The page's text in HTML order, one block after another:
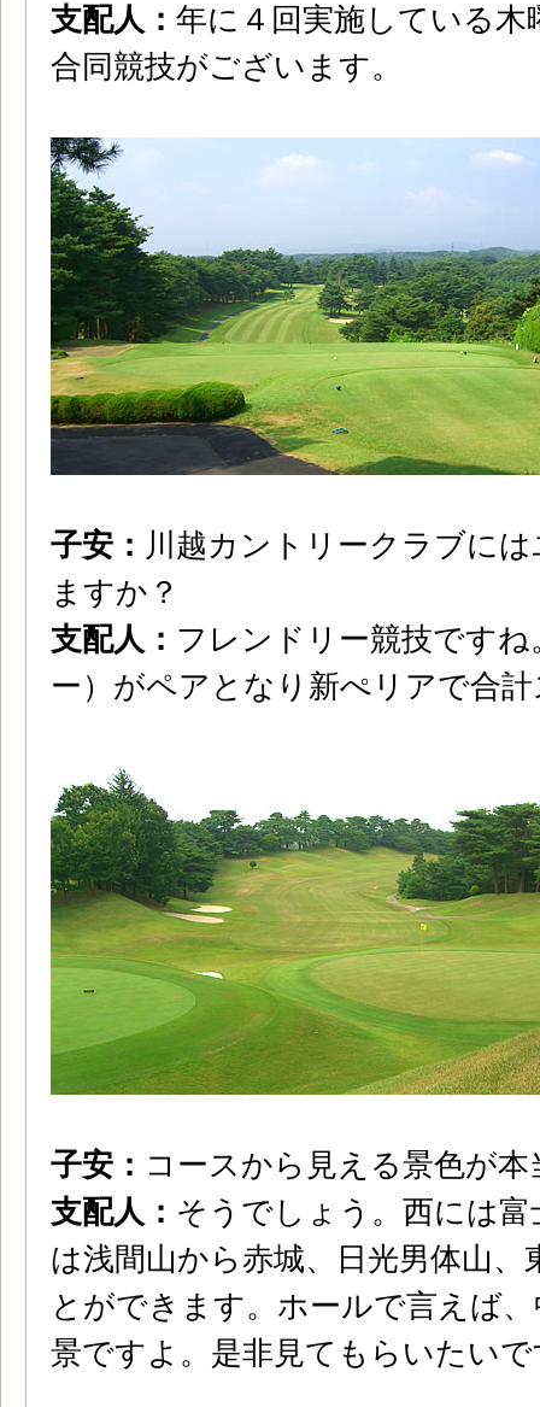
支配人： 年に４回実施している
合同競技がございます。
子安： 川越カントリークラブに
ますか？
支配人： フレンドリー競技です
ー）がペアとなり新ぺリアで合
子安： コースから見える景色が
支配人： そうでしょう。西には
は浅間山から赤城、日光男体山
とができます。ホールで言えば
景ですよ。是非見てもらいたい